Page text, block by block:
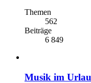
Themen
562
Beiträge
6 849
Musik im